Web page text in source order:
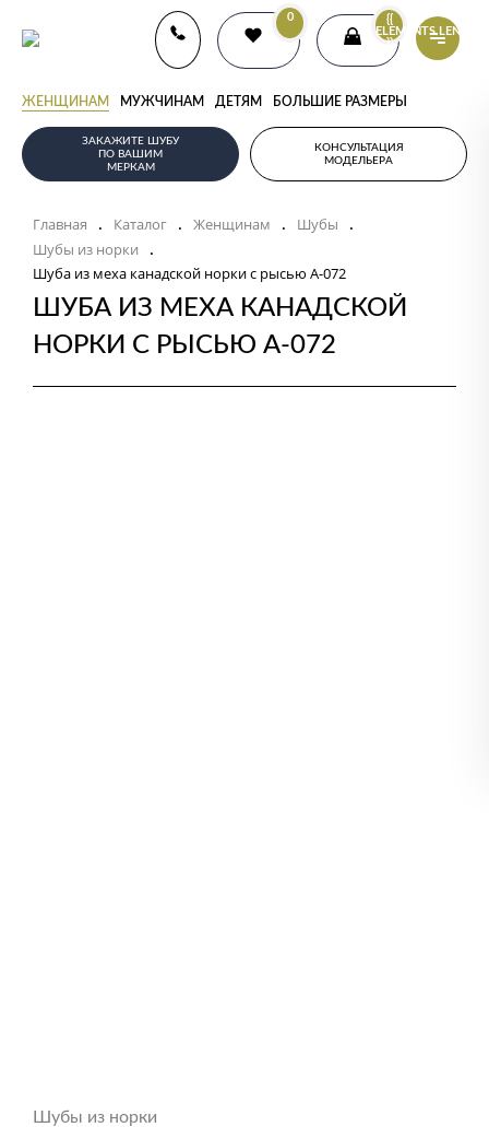
0
{{
ELEMENTS.LENGTH
}}
ЖЕНЩИНАМ МУЖЧИНАМ ДЕТЯМ БОЛЬШИЕ РАЗМЕРЫ
ЗАКАЖИТЕ ШУБУ
ПО ВАШИМ
МЕРКАМ
КОНСУЛЬТАЦИЯ
МОДЕЛЬЕРА
Главная . Каталог . Женщинам . Шубы .
Шубы из норки .
Шуба из меха канадской норки с рысью А-072
ШУБА ИЗ МЕХА КАНАДСКОЙ
НОРКИ С РЫСЬЮ А-072
Шубы из норки